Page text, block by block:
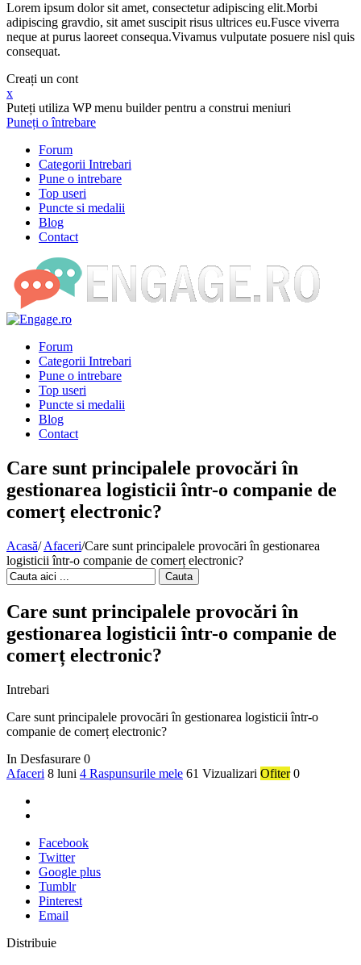
Lorem ipsum dolor sit amet, consectetur adipiscing elit.Morbi
adipiscing gravdio, sit amet suscipit risus ultrices eu.Fusce viverra
neque at purus laoreet consequa.Vivamus vulputate posuere nisl quis
consequat.
Creați un cont
x
Puteți utiliza WP menu builder pentru a construi meniuri
Puneți o întrebare
Forum
Categorii Intrebari
Pune o intrebare
Top useri
Puncte si medalii
Blog
Contact
Forum
Categorii Intrebari
Pune o intrebare
Top useri
Puncte si medalii
Blog
Contact
Care sunt principalele provocări în
gestionarea logisticii într-o companie de
comerț electronic?
Acasă/ Afaceri/Care sunt principalele provocări în gestionarea
logisticii într-o companie de comerț electronic?
Cauta
Care sunt principalele provocări în
gestionarea logisticii într-o companie de
comerț electronic?
Intrebari
Care sunt principalele provocări în gestionarea logisticii într-o
companie de comerț electronic?
In Desfasurare 0
Afaceri 8 luni 4 Raspunsurile mele 61 Vizualizari Ofiter 0
Facebook
Twitter
Google plus
Tumblr
Pinterest
Email
Distribuie